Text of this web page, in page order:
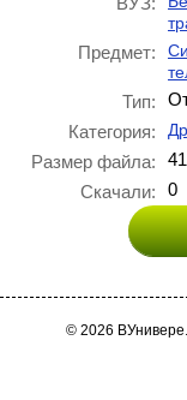
Предмет:
Тип:
Категория:
Размер файла:
Скачали:
0
© 2026